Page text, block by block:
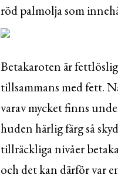
röd palmolja som
Betakaroten är
tillsammans med fett.
varav mycket finns
huden härlig färg så
tillräckliga nivåer
och det kan därför var